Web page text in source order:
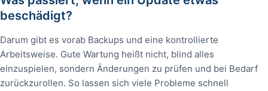
beschädigt?
Darum gibt es vorab Backups und eine kontrollierte
Arbeitsweise. Gute Wartung heißt nicht, blind alles
einzuspielen, sondern Änderungen zu prüfen und bei Bedarf
zurückzurollen. So lassen sich viele Probleme schnell